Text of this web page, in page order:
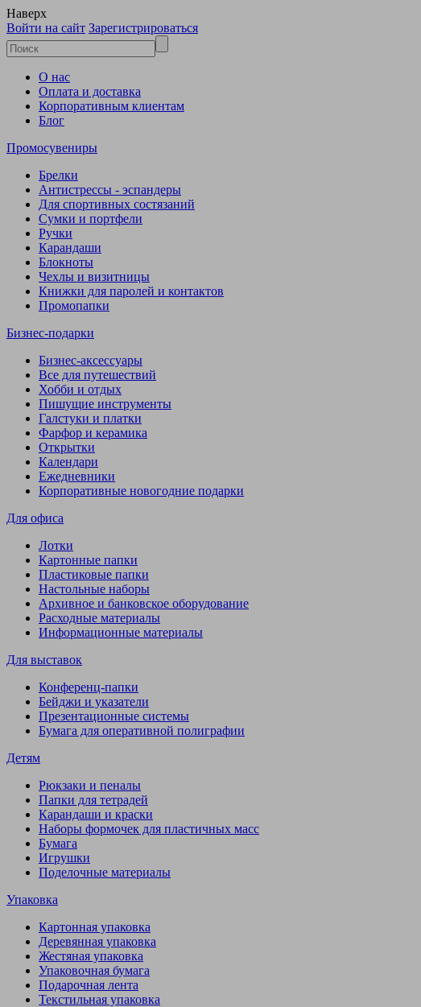
Наверх
Войти на сайт Зарегистрироваться
О нас
Оплата и доставка
Корпоративным клиентам
Блог
Промосувениры
Брелки
Антистрессы - эспандеры
Для спортивных состязаний
Сумки и портфели
Ручки
Карандаши
Блокноты
Чехлы и визитницы
Книжки для паролей и контактов
Промопапки
Бизнес-подарки
Бизнес-аксессуары
Все для путешествий
Хобби и отдых
Пишущие инструменты
Галстуки и платки
Фарфор и керамика
Открытки
Календари
Ежедневники
Корпоративные новогодние подарки
Для офиса
Лотки
Картонные папки
Пластиковые папки
Настольные наборы
Архивное и банковское оборудование
Расходные материалы
Информационные материалы
Для выставок
Конференц-папки
Бейджи и указатели
Презентационные системы
Бумага для оперативной полиграфии
Детям
Рюкзаки и пеналы
Папки для тетрадей
Карандаши и краски
Наборы формочек для пластичных масс
Бумага
Игрушки
Поделочные материалы
Упаковка
Картонная упаковка
Деревянная упаковка
Жестяная упаковка
Упаковочная бумага
Подарочная лента
Текстильная упаковка